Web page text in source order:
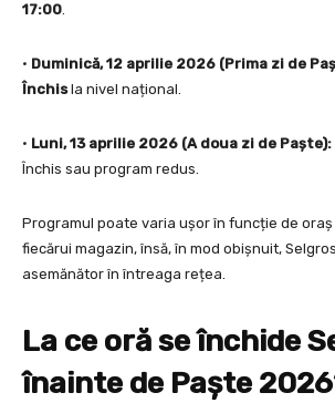
17:00.
• Duminică, 12 aprilie 2026 (Prima zi de
Închisla nivel național.
• Luni, 13 aprilie 2026 (A doua zi de Paște):
Închis sau program redus.
Programul poate varia ușor în funcție de oraș
fiecărui magazin, însă, în mod obișnuit,
asemănător în întreaga rețea.
La ce oră se închide
înainte de Paște